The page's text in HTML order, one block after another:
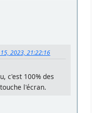
2023, 21:22:16
c'est 100% des
l'écran.